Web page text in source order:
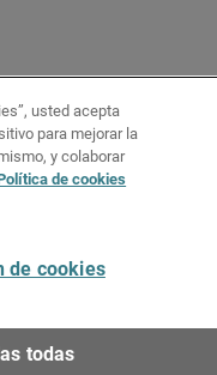
usted acepta
para mejorar la
y colaborar
de cookies
de cookies
todas